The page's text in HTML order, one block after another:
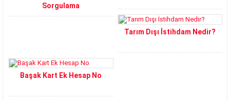
Sorgulama
Tarım Dışı İstihdam Nedir?
Başak Kart Ek Hesap No